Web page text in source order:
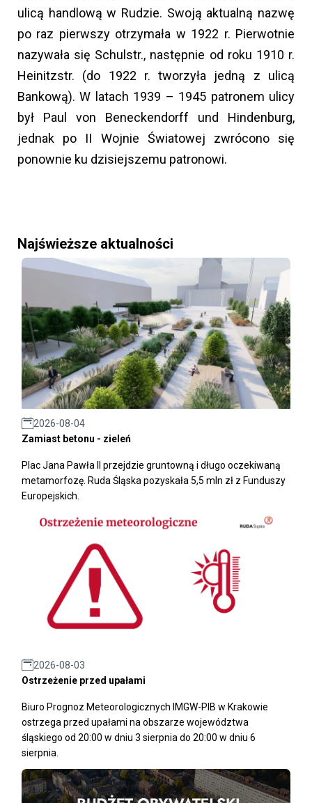
ulicą handlową w Rudzie. Swoją aktualną nazwę
po raz pierwszy otrzymała w 1922 r. Pierwotnie
nazywała się Schulstr., następnie od roku 1910 r.
Heinitzstr. (do 1922 r. tworzyła jedną z ulicą
Bankową). W latach 1939 – 1945 patronem ulicy
był Paul von Beneckendorff und Hindenburg,
jednak po II Wojnie Światowej zwrócono się
ponownie ku dzisiejszemu patronowi.
Najświeższe aktualności
2026-08-04
Zamiast betonu - zieleń
Plac Jana Pawła II przejdzie gruntowną i długo oczekiwaną
metamorfozę. Ruda Śląska pozyskała 5,5 mln zł z Funduszy
Europejskich.
2026-08-03
Ostrzeżenie przed upałami
Biuro Prognoz Meteorologicznych IMGW-PIB w Krakowie
ostrzega przed upałami na obszarze województwa
śląskiego od 20:00 w dniu 3 sierpnia do 20:00 w dniu 6
sierpnia.